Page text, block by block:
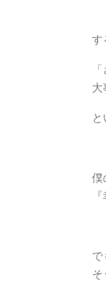
す
大
僕
で
そ